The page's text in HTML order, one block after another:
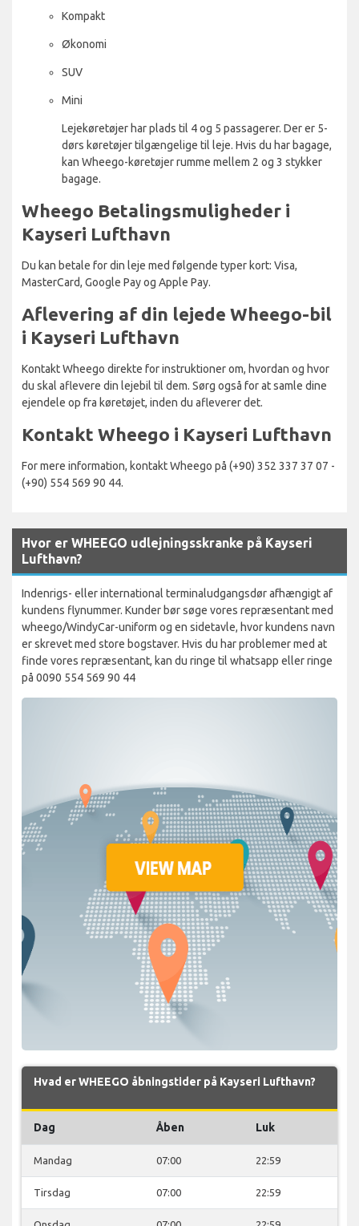
Kompakt
Økonomi
SUV
Mini
Lejekøretøjer har plads til 4 og 5 passagerer. Der er 5-
dørs køretøjer tilgængelige til leje. Hvis du har bagage,
kan Wheego-køretøjer rumme mellem 2 og 3 stykker
bagage.
Wheego Betalingsmuligheder i
Kayseri Lufthavn
Du kan betale for din leje med følgende typer kort: Visa,
MasterCard, Google Pay og Apple Pay.
Aflevering af din lejede Wheego-bil
i Kayseri Lufthavn
Kontakt Wheego direkte for instruktioner om, hvordan og hvor
du skal aflevere din lejebil til dem. Sørg også for at samle dine
ejendele op fra køretøjet, inden du afleverer det.
Kontakt Wheego i Kayseri Lufthavn
For mere information, kontakt Wheego på (+90) 352 337 37 07 -
(+90) 554 569 90 44.
Hvor er WHEEGO udlejningsskranke på Kayseri
Lufthavn?
Indenrigs- eller international terminaludgangsdør afhængigt af
kundens flynummer. Kunder bør søge vores repræsentant med
wheego/WindyCar-uniform og en sidetavle, hvor kundens navn
er skrevet med store bogstaver. Hvis du har problemer med at
finde vores repræsentant, kan du ringe til whatsapp eller ringe
på 0090 554 569 90 44
Hvad er WHEEGO åbningstider på Kayseri Lufthavn?
Dag Åben Luk
Mandag 07:00 22:59
Tirsdag 07:00 22:59